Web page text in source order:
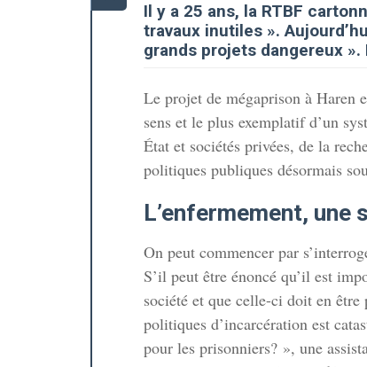
Il y a 25 ans, la RTBF
travaux inutiles ».
grands projets dangereux
Le projet de mégaprison à Haren
sens et le plus exemplatif d’un
État et sociétés privées, de la
politiques publiques désormais
L’enfermement, une
On peut commencer par
S’il peut être énoncé qu’il est
société et que celle-ci doit en être
politiques d’incarcération est
pour les prisonniers? », une